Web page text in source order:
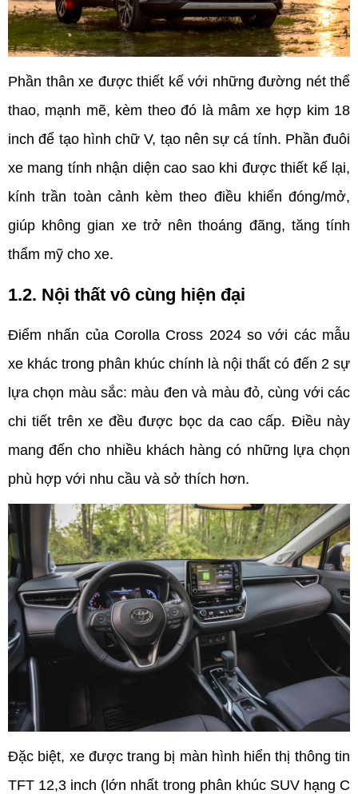
Phần thân xe được thiết kế với những đường nét thể
thao, mạnh mẽ, kèm theo đó là mâm xe hợp kim 18
inch để tạo hình chữ V, tạo nên sự cá tính. Phần đuôi
xe mang tính nhận diện cao sao khi được thiết kế lại,
kính trần toàn cảnh kèm theo điều khiển đóng/mở,
giúp không gian xe trở nên thoáng đãng, tăng tính
thẩm mỹ cho xe.
1.2. Nội thất vô cùng hiện đại
Điểm nhấn của Corolla Cross 2024 so với các mẫu
xe khác trong phân khúc chính là nội thất có đến 2 sự
lựa chọn màu sắc: màu đen và màu đỏ, cùng với các
chi tiết trên xe đều được bọc da cao cấp. Điều này
mang đến cho nhiều khách hàng có những lựa chọn
phù hợp với nhu cầu và sở thích hơn.
Đặc biệt, xe được trang bị màn hình hiển thị thông tin
TFT 12,3 inch (lớn nhất trong phân khúc SUV hạng C